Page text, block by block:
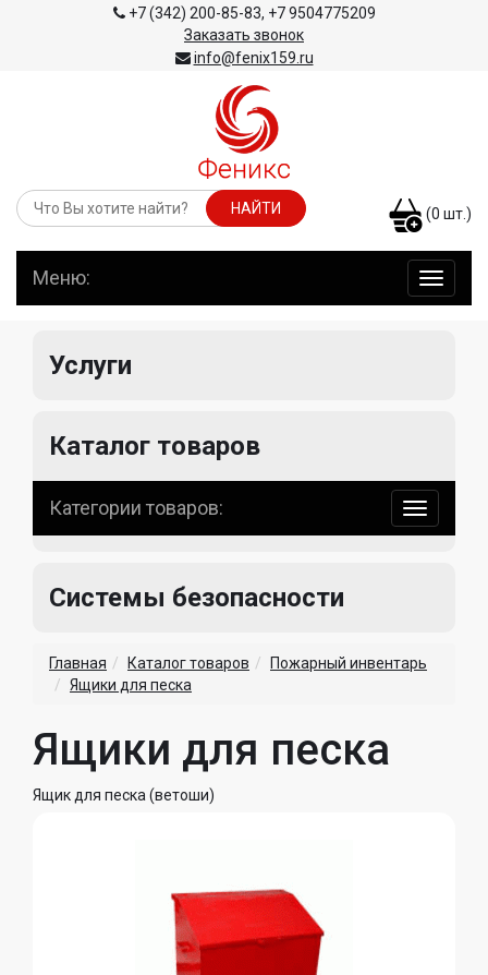
+7 (342) 200-85-83, +7 9504775209
Заказать звонок
info@fenix159.ru
(0 шт.)
по
Меню:
Услуги
Каталог товаров
по
Категории товаров:
Системы безопасности
Главная Каталог товаров
Пожарный инвентарь
Ящики для песка
Ящики для песка
Ящик для песка (ветоши)